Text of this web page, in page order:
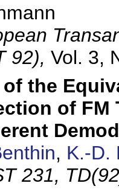
92), Vol. 3,
of the
of FM
, K.-D.
231,